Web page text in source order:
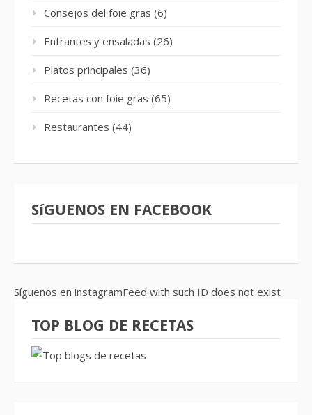
Consejos del foie gras (6)
Entrantes y ensaladas (26)
Platos principales (36)
Recetas con foie gras (65)
Restaurantes (44)
SíGUENOS EN FACEBOOK
Síguenos en instagramFeed with such ID does not exist
TOP BLOG DE RECETAS